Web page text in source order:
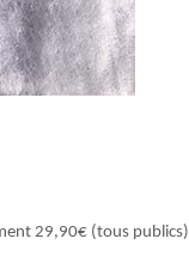
29,90€ (tous publics)